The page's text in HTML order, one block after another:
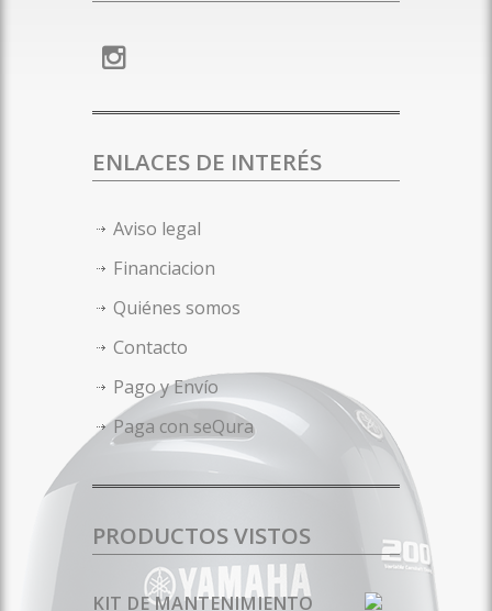
ENLACES DE INTERÉS
Aviso legal
Financiacion
Quiénes somos
Contacto
Pago y Envío
Paga con seQura
PRODUCTOS VISTOS
KIT DE MANTENIMIENTO